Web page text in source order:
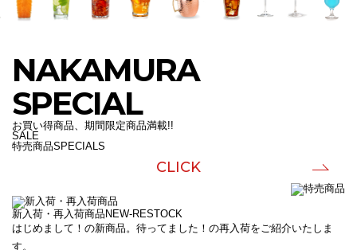
NAKAMURA
SPECIAL
お買い得商品、期間限定商品満載!!
SALE
特売商品SPECIALS
CLICK
新入荷・再入荷商品 NEW-RESTOCK
はじめまして！の新商品。待ってました！の再入荷をご紹介いたしま
す。